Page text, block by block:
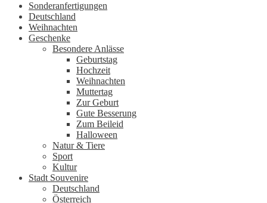
Sonderanfertigungen
Deutschland
Weihnachten
Geschenke
Besondere Anlässe
Geburtstag
Hochzeit
Weihnachten
Muttertag
Zur Geburt
Gute Besserung
Zum Beileid
Halloween
Natur & Tiere
Sport
Kultur
Stadt Souvenire
Deutschland
Österreich